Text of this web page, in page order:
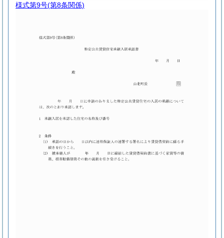
様式第9号(第8条関係)